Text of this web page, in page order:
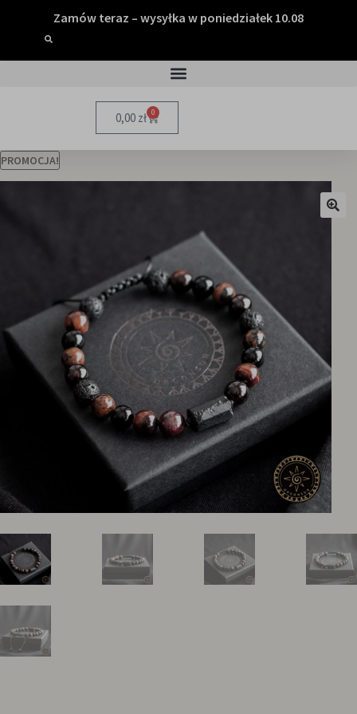
Zamów teraz – wysyłka w poniedziałek 10.08
0,00 zł 0
PROMOCJA!